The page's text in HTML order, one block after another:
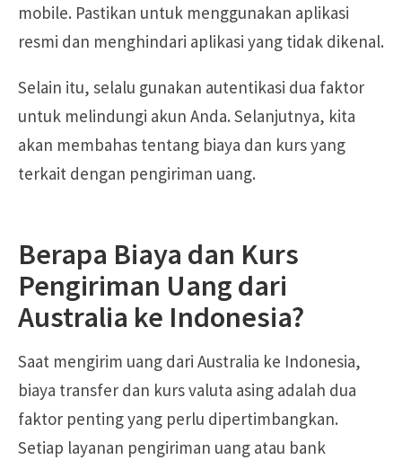
mobile. Pastikan untuk menggunakan aplikasi
resmi dan menghindari aplikasi yang tidak dikenal.
Selain itu, selalu gunakan autentikasi dua faktor
untuk melindungi akun Anda. Selanjutnya, kita
akan membahas tentang biaya dan kurs yang
terkait dengan pengiriman uang.
Berapa Biaya dan Kurs
Pengiriman Uang dari
Australia ke Indonesia?
Saat mengirim uang dari Australia ke Indonesia,
biaya transfer dan kurs valuta asing adalah dua
faktor penting yang perlu dipertimbangkan.
Setiap layanan pengiriman uang atau bank